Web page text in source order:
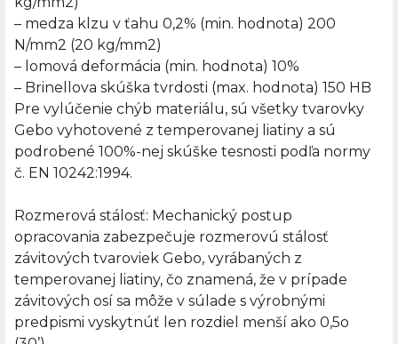
– medza klzu v ťahu 0,2% (min. hodnota) 200
N/mm2 (20 kg/mm2)
– lomová deformácia (min. hodnota) 10%
– Brinellova skúška tvrdosti (max. hodnota) 150 HB
Pre vylúčenie chýb materiálu, sú všetky tvarovky
Gebo vyhotovené z temperovanej liatiny a sú
podrobené 100%-nej skúške tesnosti podľa normy
č. EN 10242:1994.
Rozmerová stálosť: Mechanický postup
opracovania zabezpečuje rozmerovú stálosť
závitových tvaroviek Gebo, vyrábaných z
temperovanej liatiny, čo znamená, že v prípade
závitových osí sa môže v súlade s výrobnými
predpismi vyskytnúť len rozdiel menší ako 0,5o